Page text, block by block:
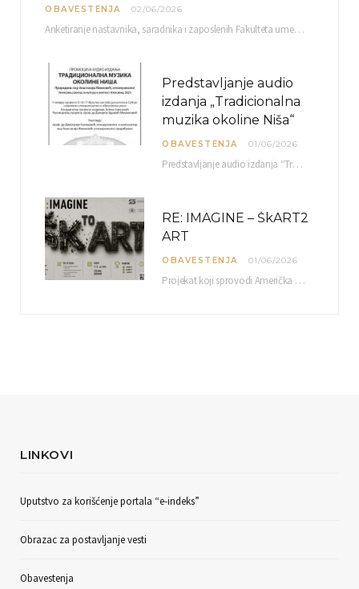
OBAVESTENJA 02/06/2026
Anketiranje nastavnika, saradnika i zaposlenih Fakulteta umetnosti u Nišu radi sačinjavanja Izveštaja o samovrednovanju biće…
Predstavljanje audio
izdanja „Tradicionalna
muzika okoline Niša“
OBAVESTENJA 01/06/2026
Predstavljanje audio izdanja “Tradicionalna muzika okoline Niša” organizuje se u okviru projekta O-10-17 Muzičko nasleđe jugoistočne…
RE: IMAGINE – ŠkART2
ART
OBAVESTENJA 01/06/2026
Projekat koji sprovodi Američka privredna komora uz podrŝku kompanije Philip Morris International, sa ciljem povezivanja…
LINKOVI
Uputstvo za korišćenje portala “e-indeks”
Obrazac za postavljanje vesti
Obavestenja